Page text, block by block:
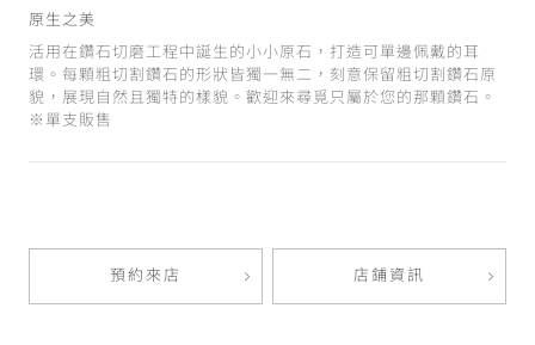
原生之美
活用在鑽石切磨工程中誕生的小小原石，打造可單邊佩戴的耳
環。每顆粗切割鑽石的形狀皆獨一無二，刻意保留粗切割鑽石原
貌，展現自然且獨特的樣貌。歡迎來尋覓只屬於您的那顆鑽石。
※單支販售
預約來店 店鋪資訊